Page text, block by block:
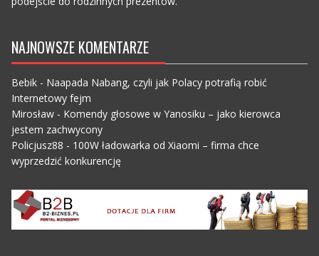
NAJNOWSZE KOMENTARZE
Bebik- Naapada Nabang, czyli jak Polacy potrafią robić
Internetowy fejm
Mirosław- Komendy głosowe w Yanosiku – jako kierowca
jestem zachwycony
Policjusz88 - 100W ładowarka od Xiaomi – firma chce
wyprzedzić konkurencję